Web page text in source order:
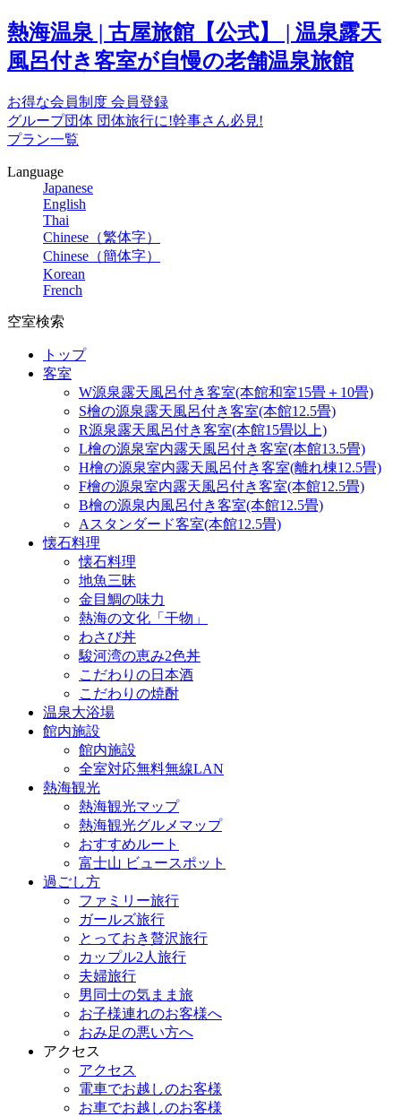
熱海温泉 | 古屋旅館【公式】 | 温泉露天
風呂付き客室が自慢の老舗温泉旅館
お得な会員制度 会員登録
グループ団体 団体旅行に!幹事さん必見!
プラン一覧
Language
Japanese
English
Thai
Chinese（繁体字）
Chinese（簡体字）
Korean
French
空室検索
トップ
客室
W源泉露天風呂付き客室(本館和室15畳＋10畳)
S檜の源泉露天風呂付き客室(本館12.5畳)
R源泉露天風呂付き客室(本館15畳以上)
L檜の源泉室内露天風呂付き客室(本館13.5畳)
H檜の源泉室内露天風呂付き客室(離れ棟12.5畳)
F檜の源泉室内露天風呂付き客室(本館12.5畳)
B檜の源泉内風呂付き客室(本館12.5畳)
Aスタンダード客室(本館12.5畳)
懐石料理
懐石料理
地魚三昧
金目鯛の味力
熱海の文化「干物」
わさび丼
駿河湾の恵み2色丼
こだわりの日本酒
こだわりの焼酎
温泉大浴場
館内施設
館内施設
全室対応無料無線LAN
熱海観光
熱海観光マップ
熱海観光グルメマップ
おすすめルート
富士山 ビュースポット
過ごし方
ファミリー旅行
ガールズ旅行
とっておき贅沢旅行
カップル2人旅行
夫婦旅行
男同士の気まま旅
お子様連れのお客様へ
おみ足の悪い方へ
アクセス
アクセス
電車でお越しのお客様
お車でお越しのお客様